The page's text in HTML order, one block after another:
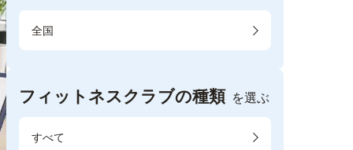
全国
フィットネスクラブの種類 を選ぶ
すべて